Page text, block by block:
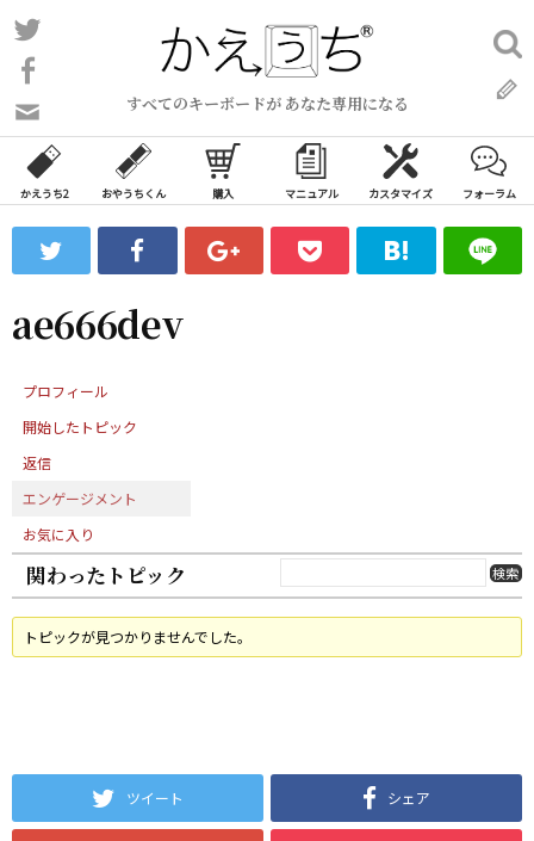
コ
ン
ン
ツ
ス
ッ
すべてのキーボードが あなた専用になる
い
合
わ
フ
ォ
ム
検
索:
かえうち2 おやうちくん 購入 マニュアル カスタマイズ フォーラム
ae666dev
プロフィール
開始したトピック
返信
エンゲージメント
お気に入り
関わったトピック
トピックが見つかりませんでした。
ツイート シェア